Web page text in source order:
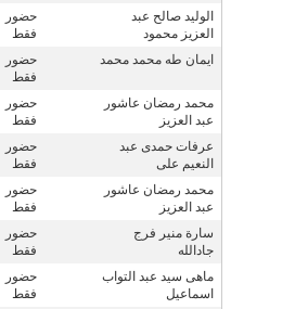
الوليد صالح عبد
العزيز محمود
حضور
فقط
ايمان طه محمد محمد
حضور
فقط
محمد رمضان عاشور
عبد العزيز
حضور
فقط
عرفات حمدى عبد
النعيم على
حضور
فقط
محمد رمضان عاشور
عبد العزيز
حضور
فقط
سارة منير فرج
جادالله
حضور
فقط
ماهى سيد عبد التواب
اسماعيل
حضور
فقط